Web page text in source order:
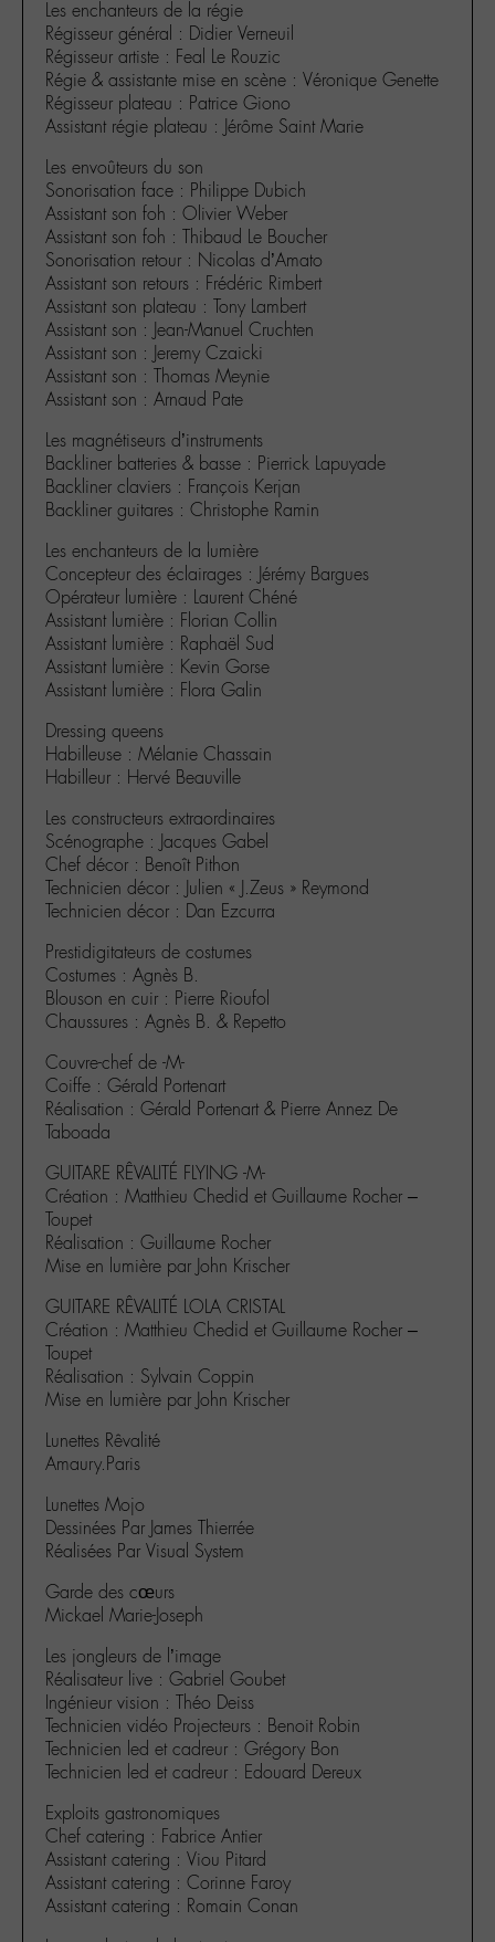
Les enchanteurs de la régie
Régisseur général : Didier Verneuil
Régisseur artiste : Feal Le Rouzic
Régie & assistante mise en scène : Véronique Genette
Régisseur plateau : Patrice Giono
Assistant régie plateau : Jérôme Saint Marie
Les envoûteurs du son
Sonorisation face : Philippe Dubich
Assistant son foh : Olivier Weber
Assistant son foh : Thibaud Le Boucher
Sonorisation retour : Nicolas d’Amato
Assistant son retours : Frédéric Rimbert
Assistant son plateau : Tony Lambert
Assistant son : Jean-Manuel Cruchten
Assistant son : Jeremy Czaicki
Assistant son : Thomas Meynie
Assistant son : Arnaud Pate
Les magnétiseurs d’instruments
Backliner batteries & basse : Pierrick Lapuyade
Backliner claviers : François Kerjan
Backliner guitares : Christophe Ramin
Les enchanteurs de la lumière
Concepteur des éclairages : Jérémy Bargues
Opérateur lumière : Laurent Chéné
Assistant lumière : Florian Collin
Assistant lumière : Raphaël Sud
Assistant lumière : Kevin Gorse
Assistant lumière : Flora Galin
Dressing queens
Habilleuse : Mélanie Chassain
Habilleur : Hervé Beauville
Les constructeurs extraordinaires
Scénographe : Jacques Gabel
Chef décor : Benoît Pithon
Technicien décor : Julien « J.Zeus » Reymond
Technicien décor : Dan Ezcurra
Prestidigitateurs de costumes
Costumes : Agnès B.
Blouson en cuir : Pierre Rioufol
Chaussures : Agnès B. & Repetto
Couvre-chef de -M-
Coiffe : Gérald Portenart
Réalisation : Gérald Portenart & Pierre Annez De
Taboada
GUITARE RÊVALITÉ FLYING -M-
Création : Matthieu Chedid et Guillaume Rocher –
Toupet
Réalisation : Guillaume Rocher
Mise en lumière par John Krischer
GUITARE RÊVALITÉ LOLA CRISTAL
Création : Matthieu Chedid et Guillaume Rocher –
Toupet
Réalisation : Sylvain Coppin
Mise en lumière par John Krischer
Lunettes Rêvalité
Amaury.Paris
Lunettes Mojo
Dessinées Par James Thierrée
Réalisées Par Visual System
Garde des cœurs
Mickael Marie-Joseph
Les jongleurs de l’image
Réalisateur live : Gabriel Goubet
Ingénieur vision : Théo Deiss
Technicien vidéo Projecteurs : Benoit Robin
Technicien led et cadreur : Grégory Bon
Technicien led et cadreur : Edouard Dereux
Exploits gastronomiques
Chef catering : Fabrice Antier
Assistant catering : Viou Pitard
Assistant catering : Corinne Faroy
Assistant catering : Romain Conan